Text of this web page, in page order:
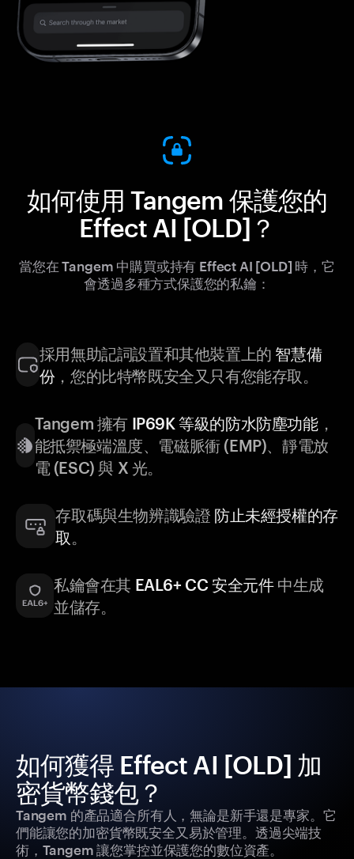
如何使用 Tangem 保護您的
Effect AI [OLD]？
當您在 Tangem 中購買或持有 Effect AI [OLD] 時，它
會透過多種方式保護您的私鑰：
採用無助記詞設置和其他裝置上的 智慧備
份，您的比特幣既安全又只有您能存取。
Tangem 擁有 IP69K 等級的防水防塵功能，
能抵禦極端溫度、電磁脈衝 (EMP)、靜電放
電 (ESC) 與 X 光。
存取碼與生物辨識驗證 防止未經授權的存
取 。
私鑰會在其 EAL6+ CC 安全元件中生成
並儲存。
如何獲得 Effect AI [OLD] 加
密貨幣錢包？
Tangem 的產品適合所有人，無論是新手還是專家。它
們能讓您的加密貨幣既安全又易於管理。透過尖端技
術，Tangem 讓您掌控並保護您的數位資產。